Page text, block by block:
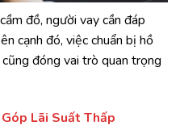
đồ, người vay cần đáp
cạnh đó, việc chuẩn bị hồ
đóng vai trò quan trọng
Lãi Suất Thấp